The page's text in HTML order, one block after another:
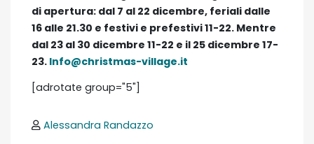
di apertura: dal 7 al 22 dicembre, feriali dalle
16 alle 21.30 e festivi e prefestivi 11-22. Mentre
dal 23 al 30 dicembre 11-22 e il 25 dicembre 17-
23. Info@christmas-village.it
[adrotate group="5"]
Alessandra Randazzo